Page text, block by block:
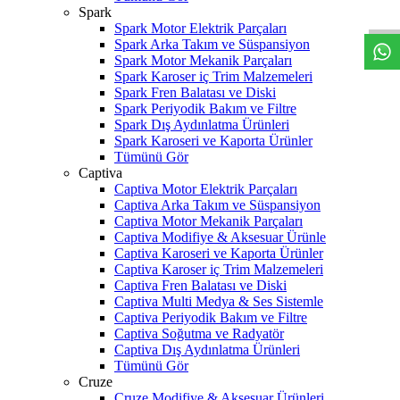
Spark
Spark Motor Elektrik Parçaları
Spark Arka Takım ve Süspansiyon
Spark Motor Mekanik Parçaları
Spark Karoser iç Trim Malzemeleri
Spark Fren Balatası ve Diski
Spark Periyodik Bakım ve Filtre
Spark Dış Aydınlatma Ürünleri
Spark Karoseri ve Kaporta Ürünler
Tümünü Gör
Captiva
Captiva Motor Elektrik Parçaları
Captiva Arka Takım ve Süspansiyon
Captiva Motor Mekanik Parçaları
Captiva Modifiye & Aksesuar Ürünle
Captiva Karoseri ve Kaporta Ürünler
Captiva Karoser iç Trim Malzemeleri
Captiva Fren Balatası ve Diski
Captiva Multi Medya & Ses Sistemle
Captiva Periyodik Bakım ve Filtre
Captiva Soğutma ve Radyatör
Captiva Dış Aydınlatma Ürünleri
Tümünü Gör
Cruze